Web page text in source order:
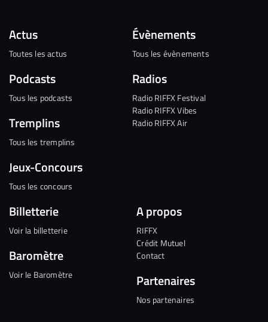
Actus
Toutes les actus
Podcasts
Tous les podcasts
Tremplins
Tous les tremplins
Jeux-Concours
Tous les concours
Évènements
Tous les évènements
Radios
Radio RIFFX Festival
Radio RIFFX Vibes
Radio RIFFX Air
Billetterie
Voir la billetterie
Baromètre
Voir le Baromètre
A propos
RIFFX
Crédit Mutuel
Contact
Partenaires
Nos partenaires